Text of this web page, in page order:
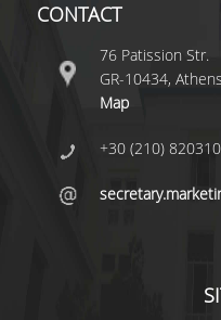
CONTACT
76 Patission Str.
GR-10434, Athens
Map
+30 (210)